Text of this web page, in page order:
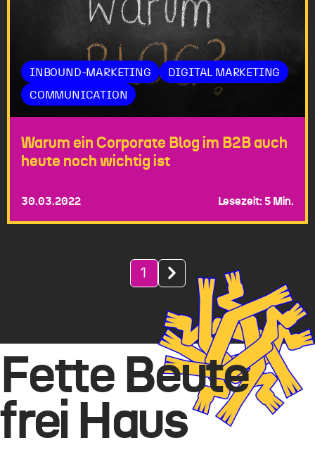
INBOUND-MARKETING
DIGITAL MARKETING
COMMUNICATION
Warum ein Corporate Blog im B2B auch
heute noch wichtig ist
30.03.2022 Lesezeit: 5 Min.
1
Fette Beute
frei Haus